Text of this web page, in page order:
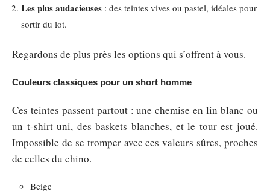
Les plus audacieuses : des teintes vives ou pastel, idéales pour
sortir du lot.
Regardons de plus près les options qui s’offrent à vous.
Couleurs classiques pour un short homme
Ces teintes passent partout : une chemise en lin blanc ou
un t-shirt uni, des baskets blanches, et le tour est joué.
Impossible de se tromper avec ces valeurs sûres, proches
de celles du chino.
Beige